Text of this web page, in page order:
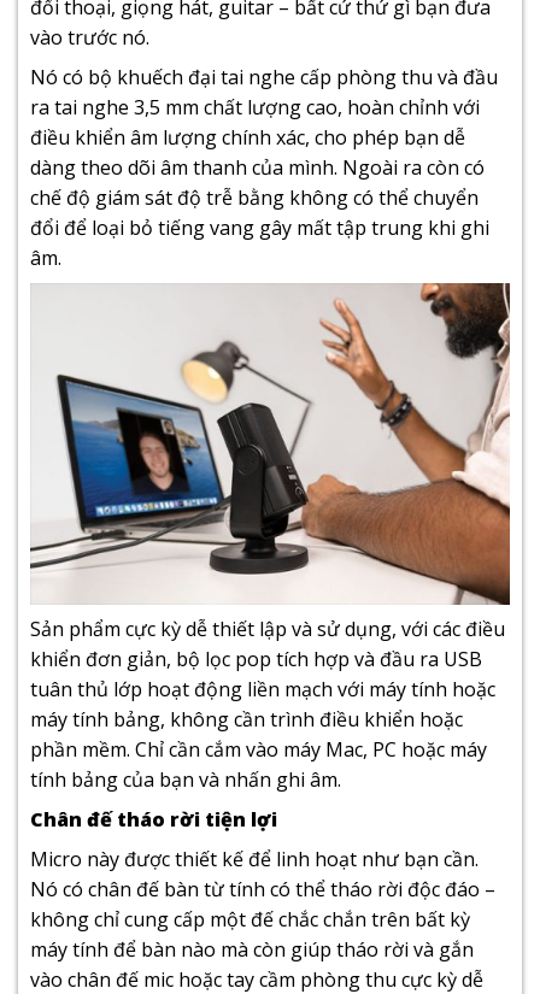
đối thoại, giọng hát, guitar – bất cứ thứ gì bạn đưa
vào trước nó.
Nó có bộ khuếch đại tai nghe cấp phòng thu và đầu
ra tai nghe 3,5 mm chất lượng cao, hoàn chỉnh với
điều khiển âm lượng chính xác, cho phép bạn dễ
dàng theo dõi âm thanh của mình. Ngoài ra còn có
chế độ giám sát độ trễ bằng không có thể chuyển
đổi để loại bỏ tiếng vang gây mất tập trung khi ghi
âm.
Sản phẩm cực kỳ dễ thiết lập và sử dụng, với các điều
khiển đơn giản, bộ lọc pop tích hợp và đầu ra USB
tuân thủ lớp hoạt động liền mạch với máy tính hoặc
máy tính bảng, không cần trình điều khiển hoặc
phần mềm. Chỉ cần cắm vào máy Mac, PC hoặc máy
tính bảng của bạn và nhấn ghi âm.
Chân đế tháo rời tiện lợi
Micro này được thiết kế để linh hoạt như bạn cần.
Nó có chân đế bàn từ tính có thể tháo rời độc đáo –
không chỉ cung cấp một đế chắc chắn trên bất kỳ
máy tính để bàn nào mà còn giúp tháo rời và gắn
vào chân đế mic hoặc tay cầm phòng thu cực kỳ dễ